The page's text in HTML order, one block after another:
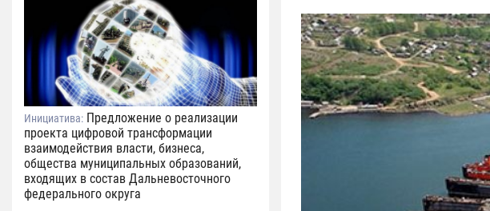
Инициатива: Предложение о реализации
проекта цифровой трансформации
взаимодействия власти, бизнеса,
общества муниципальных образований,
входящих в состав Дальневосточного
федерального округа